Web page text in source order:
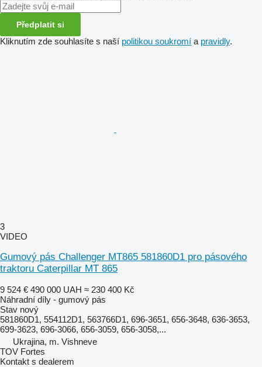
Předplatit si
Kliknutím zde souhlasíte s naší politikou soukromí a pravidly.
3
VIDEO
Gumový pás Challenger MT865 581860D1 pro pásového
traktoru Caterpillar MT 865
9 524 € 490 000 UAH ≈ 230 400 Kč
Náhradní díly - gumový pás
Stav nový
581860D1, 554112D1, 563766D1, 696-3651, 656-3648, 636-3653,
699-3623, 696-3066, 656-3059, 656-3058,...
Ukrajina, m. Vishneve
TOV Fortes
Kontakt s dealerem